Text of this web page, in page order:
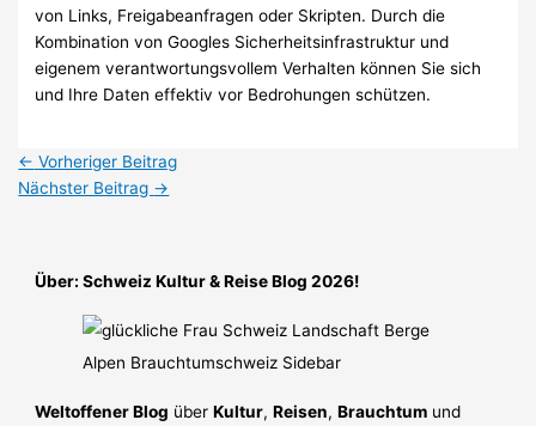
von Links, Freigabeanfragen oder Skripten. Durch die
Kombination von Googles Sicherheitsinfrastruktur und
eigenem verantwortungsvollem Verhalten können Sie sich
und Ihre Daten effektiv vor Bedrohungen schützen.
← Vorheriger Beitrag
Nächster Beitrag →
Über: Schweiz Kultur & Reise Blog 2026!
Weltoffener Blog überKultur,Reisen,Brauchtum und